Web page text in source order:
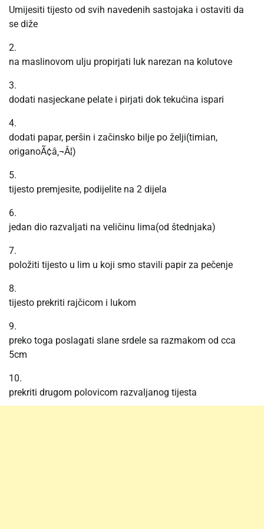
Umijesiti tijesto od svih navedenih sastojaka i ostaviti da
se diže
2.
na maslinovom ulju propirjati luk narezan na kolutove
3.
dodati nasjeckane pelate i pirjati dok tekućina ispari
4.
dodati papar, peršin i začinsko bilje po želji(timian,
origanoÃ¢â‚¬Â¦)
5.
tijesto premjesite, podijelite na 2 dijela
6.
jedan dio razvaljati na veličinu lima(od štednjaka)
7.
položiti tijesto u lim u koji smo stavili papir za pečenje
8.
tijesto prekriti rajčicom i lukom
9.
preko toga poslagati slane srdele sa razmakom od cca
5cm
10.
prekriti drugom polovicom razvaljanog tijesta